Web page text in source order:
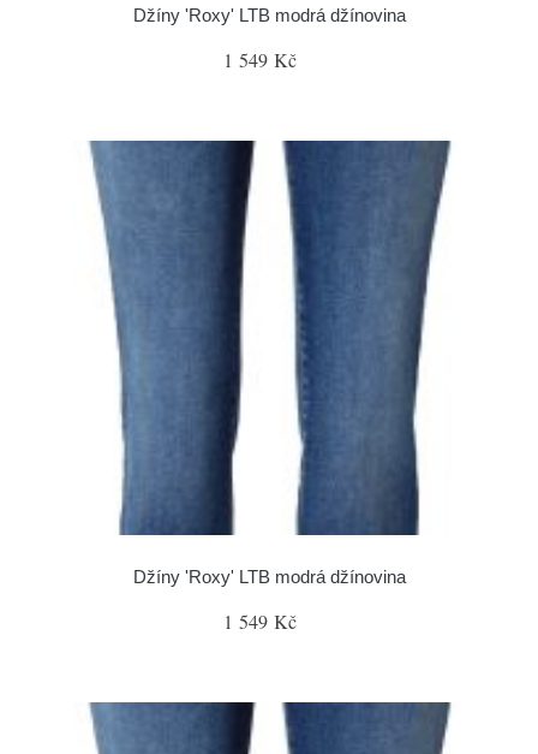
Džíny 'Roxy' LTB modrá džínovina
1 549 Kč
Džíny 'Roxy' LTB modrá džínovina
1 549 Kč